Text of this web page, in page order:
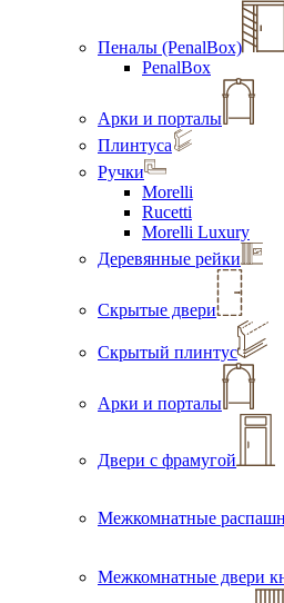
Пеналы (PenalBox)
PenalBox
Арки и порталы
Плинтуса
Ручки
Morelli
Rucetti
Morelli Luxury
Деревянные рейки
Скрытые двери
Скрытый плинтус
Арки и порталы
Двери с фрамугой
Межкомнатные
Межкомнатные двери